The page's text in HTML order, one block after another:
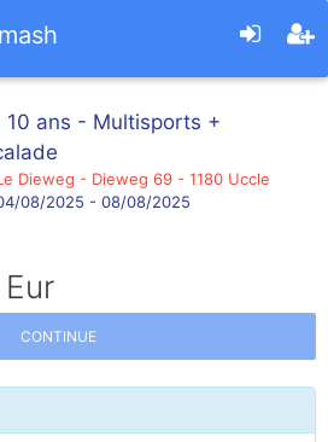
10 ans - Multisports +
Dieweg - Dieweg 69 - 1180 Uccle
08/2025 - 08/08/2025
CONTINUE